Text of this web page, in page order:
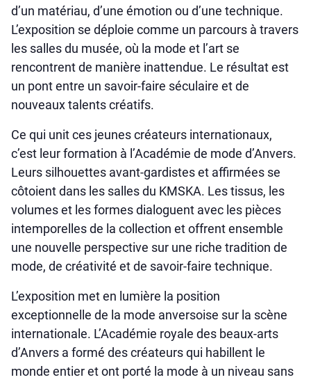
d’un matériau, d’une émotion ou d’une technique.
L’exposition se déploie comme un parcours à travers
les salles du musée, où la mode et l’art se
rencontrent de manière inattendue. Le résultat est
un pont entre un savoir-faire séculaire et de
nouveaux talents créatifs.
Ce qui unit ces jeunes créateurs internationaux,
c’est leur formation à l’Académie de mode d’Anvers.
Leurs silhouettes avant-gardistes et affirmées se
côtoient dans les salles du KMSKA. Les tissus, les
volumes et les formes dialoguent avec les pièces
intemporelles de la collection et offrent ensemble
une nouvelle perspective sur une riche tradition de
mode, de créativité et de savoir-faire technique.
L’exposition met en lumière la position
exceptionnelle de la mode anversoise sur la scène
internationale. L’Académie royale des beaux-arts
d’Anvers a formé des créateurs qui habillent le
monde entier et ont porté la mode à un niveau sans